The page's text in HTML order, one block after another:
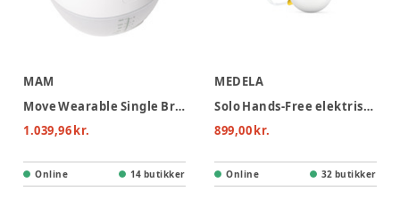
MAM
Move Wearable Single Breast Pump
1.039,96 kr.
Online 14 butikker
MEDELA
Solo Hands-Free elektrisk enkeltbrystpumpe
899,00 kr.
Online 32 butikker